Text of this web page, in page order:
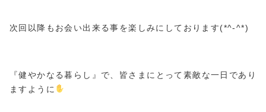
次回以降もお会い出来る事を楽しみにしております(*^-^*)
『健やかなる暮らし』で、皆さまにとって素敵な一日であり
ますように